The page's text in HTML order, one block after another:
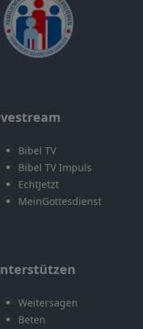
Bibel TV
Bibel TV Impuls
EchtJetzt
MeinGottesdienst
Weitersagen
Beten